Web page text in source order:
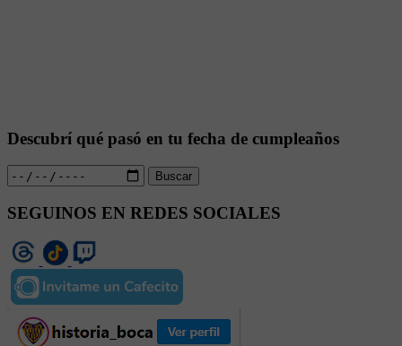
Descubrí qué pasó en tu fecha de cumpleaños
Buscar
SEGUINOS EN REDES SOCIALES